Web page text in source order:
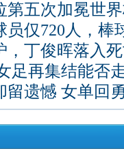
第五次加冕世
员仅720人，
，丁俊晖落入
足再集结能否
留遗憾 女单回